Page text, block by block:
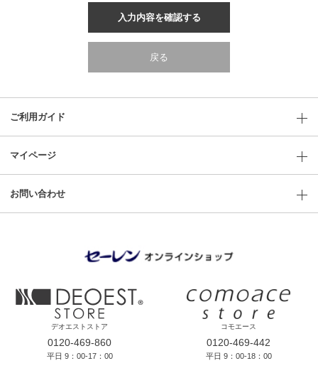
入力内容を確認する
戻る
ご利用ガイド
マイページ
お問い合わせ
デオエストストア
0120-469-860
平日 9：00-17：00
コモエース
0120-469-442
平日 9：00-18：00